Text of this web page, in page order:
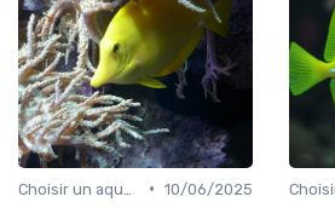
• 10/06/2025